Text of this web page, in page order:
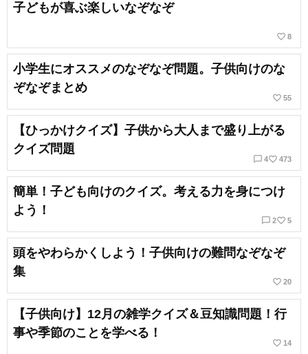
子どもが喜ぶ楽しいなぞなぞ
favorite_border 8
小学生にオススメのなぞなぞ問題。子供向けのな
ぞなぞまとめ
favorite_border 55
【ひっかけクイズ】子供から大人まで盛り上がる
クイズ問題
chat_bubble_outline 4favorite_border 473
簡単！子ども向けのクイズ。考える力を身につけ
よう！
chat_bubble_outline 2favorite_border 5
頭をやわらかくしよう！子供向けの難問なぞなぞ
集
favorite_border 20
【子供向け】12月の雑学クイズ＆豆知識問題！行
事や季節のことを学べる！
favorite_border 14